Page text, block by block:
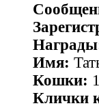
Имя:
Кошки: 1
Клички